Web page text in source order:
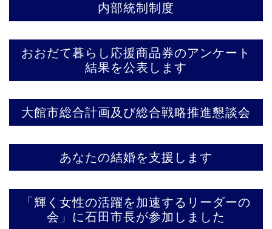
内部統制制度
おおだて暮らし応援商品券のアンケート
結果を公表します
大館市総合計画及び総合戦略推進懇談会
あなたの結婚を支援します
「輝く女性の活躍を加速するリーダーの
会」に石田市長が参加しました